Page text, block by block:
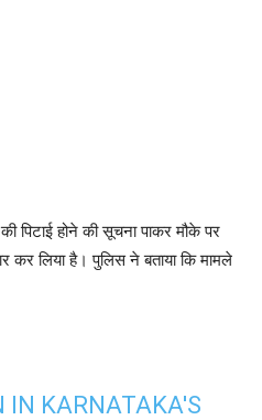
पिटाई होने की सूचना पाकर मौके पर
कर लिया है। पुलिस ने बताया कि मामले
IN KARNATAKA'S